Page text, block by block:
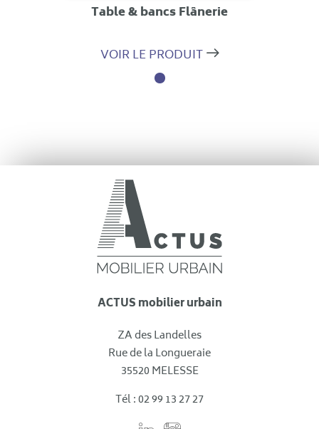
Table & bancs Flânerie
VOIR LE PRODUIT
ACTUS mobilier urbain
ZA des Landelles
Rue de la Longueraie
35520 MELESSE
Tél : 02 99 13 27 27